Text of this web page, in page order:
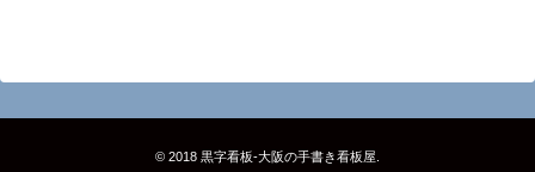
© 2018 黒字看板‐大阪の手書き看板屋